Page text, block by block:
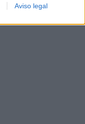
Aviso legal